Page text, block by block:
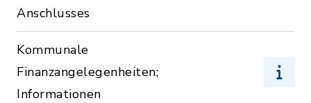
Anschlusses
Kommunale
Finanzangelegenheiten;
Informationen